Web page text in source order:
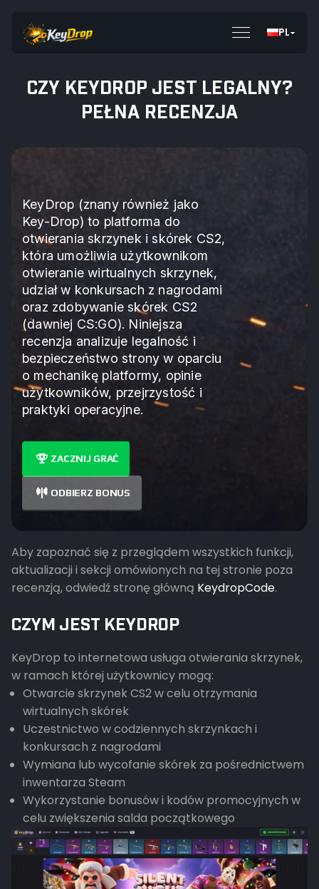
PL
CZY KEYDROP JEST LEGALNY?
PEŁNA RECENZJA
KeyDrop (znany również jako
Key-Drop) to platforma do
otwierania skrzynek i skórek CS2,
która umożliwia użytkownikom
otwieranie wirtualnych skrzynek,
udział w konkursach z nagrodami
oraz zdobywanie skórek CS2
(dawniej CS:GO). Niniejsza
recenzja analizuje legalność i
bezpieczeństwo strony w oparciu
o mechanikę platformy, opinie
użytkowników, przejrzystość i
praktyki operacyjne.
ZACZNIJ GRAĆ
ODBIERZ BONUS
Aby zapoznać się z przeglądem wszystkich funkcji,
aktualizacji i sekcji omówionych na tej stronie poza
recenzją, odwiedź stronę główną KeydropCode.
CZYM JEST KEYDROP
KeyDrop to internetowa usługa otwierania skrzynek,
w ramach której użytkownicy mogą:
Otwarcie skrzynek CS2 w celu otrzymania
wirtualnych skórek
Uczestnictwo w codziennych skrzynkach i
konkursach z nagrodami
Wymiana lub wycofanie skórek za pośrednictwem
inwentarza Steam
Wykorzystanie bonusów i kodów promocyjnych w
celu zwiększenia salda początkowego